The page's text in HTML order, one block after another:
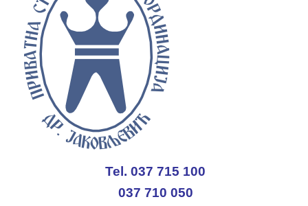
Tel. 037 715 100
037 710 050